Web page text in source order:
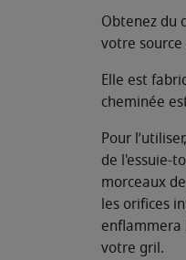
Obtenez du
votre
Elle est
cheminée
Pour
de l'essuie-
morceaux
les orifices
enflammera
votre gril.